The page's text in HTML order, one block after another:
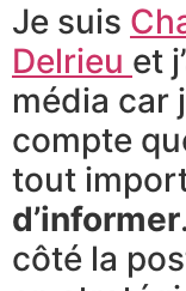
Je suis
Delrieu et
média car
compte
tout
d’informer
côté la